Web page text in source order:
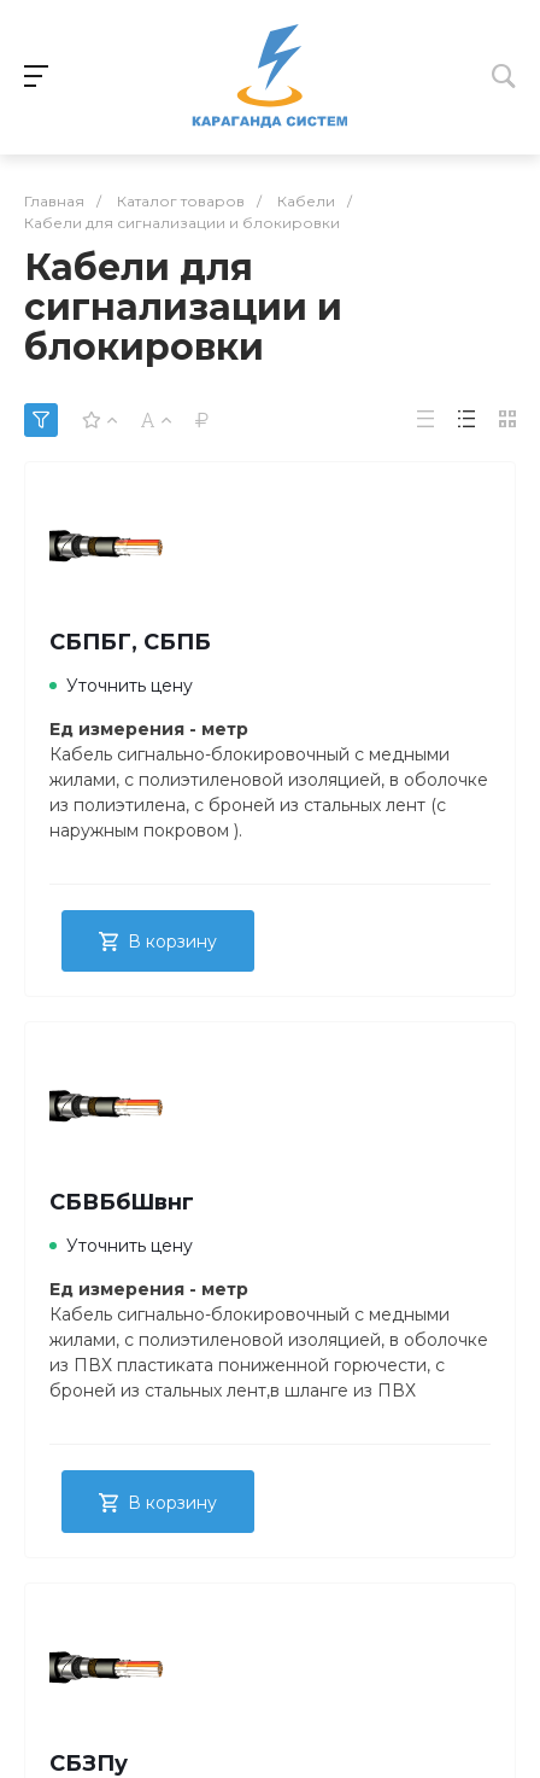
Главная / Каталог товаров / Кабели
/
Кабели для сигнализации и блокировки
Кабели для
сигнализации и
блокировки
СБПБГ, СБПБ
Уточнить цену
Ед измерения - метр
Кабель сигнально-блокировочный с медными
жилами, с полиэтиленовой изоляцией, в оболочке
из полиэтилена, с броней из стальных лент (с
наружным покровом ).
В корзину
СБВБбШвнг
Уточнить цену
Ед измерения - метр
Кабель сигнально-блокировочный с медными
жилами, с полиэтиленовой изоляцией, в оболочке
из ПВХ пластиката пониженной горючести, с
броней из стальных лент,в шланге из ПВХ
В корзину
СБЗПу